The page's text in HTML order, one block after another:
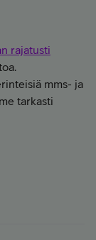
rajatusti
mms- ja
tarkasti